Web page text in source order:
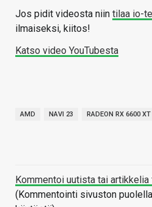
Jos pidit videosta niin tilaa io-
ilmaiseksi, kiitos!
Katso video YouTubesta
AMD NAVI 23 RADEON RX 6600 XT
Kommentoi uutista tai
(Kommentointi sivuston